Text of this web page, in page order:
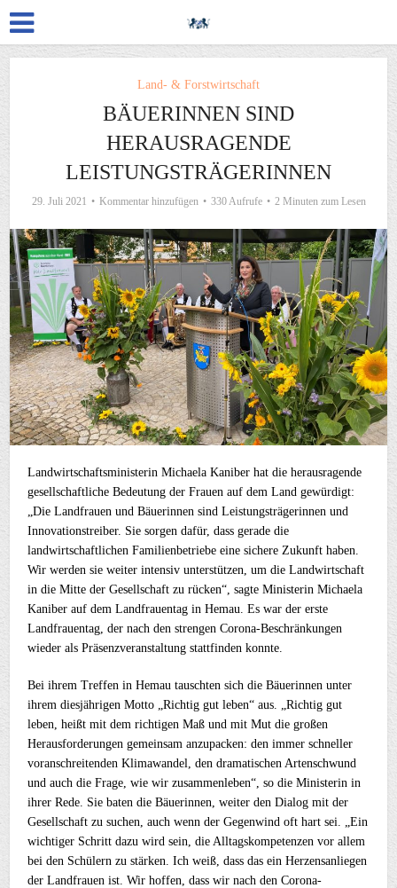
Land- & Forstwirtschaft
BÄUERINNEN SIND
HERAUSRAGENDE
LEISTUNGSTRÄGERINNEN
29. Juli 2021 Kommentar hinzufügen 330 Aufrufe 2 Minuten zum Lesen
Landwirtschaftsministerin Michaela Kaniber hat die herausragende
gesellschaftliche Bedeutung der Frauen auf dem Land gewürdigt:
„Die Landfrauen und Bäuerinnen sind Leistungsträgerinnen und
Innovationstreiber. Sie sorgen dafür, dass gerade die
landwirtschaftlichen Familienbetriebe eine sichere Zukunft haben.
Wir werden sie weiter intensiv unterstützen, um die Landwirtschaft
in die Mitte der Gesellschaft zu rücken“, sagte Ministerin Michaela
Kaniber auf dem Landfrauentag in Hemau. Es war der erste
Landfrauentag, der nach den strengen Corona-Beschränkungen
wieder als Präsenzveranstaltung stattfinden konnte.
Bei ihrem Treffen in Hemau tauschten sich die Bäuerinnen unter
ihrem diesjährigen Motto „Richtig gut leben“ aus. „Richtig gut
leben, heißt mit dem richtigen Maß und mit Mut die großen
Herausforderungen gemeinsam anzupacken: den immer schneller
voranschreitenden Klimawandel, den dramatischen Artenschwund
und auch die Frage, wie wir zusammenleben“, so die Ministerin in
ihrer Rede. Sie baten die Bäuerinnen, weiter den Dialog mit der
Gesellschaft zu suchen, auch wenn der Gegenwind oft hart sei. „Ein
wichtiger Schritt dazu wird sein, die Alltagskompetenzen vor allem
bei den Schülern zu stärken. Ich weiß, dass das ein Herzensanliegen
der Landfrauen ist. Wir hoffen, dass wir nach den Corona-